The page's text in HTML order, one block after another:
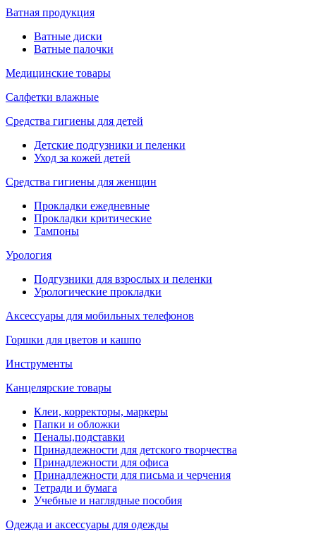
Ватная продукция
Ватные диски
Ватные палочки
Медицинские товары
Салфетки влажные
Средства гигиены для детей
Детские подгузники и пеленки
Уход за кожей детей
Средства гигиены для женщин
Прокладки ежедневные
Прокладки критические
Тампоны
Урология
Подгузники для взрослых и пеленки
Урологические прокладки
Аксессуары для мобильных телефонов
Горшки для цветов и кашпо
Инструменты
Канцелярские товары
Клеи, корректоры, маркеры
Папки и обложки
Пеналы,подставки
Принадлежности для детского творчества
Принадлежности для офиса
Принадлежности для письма и черчения
Тетради и бумага
Учебные и наглядные пособия
Одежда и аксессуары для одежды